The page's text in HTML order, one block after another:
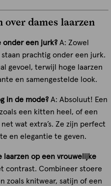
over dames laarzen
onder een jurk?A: Zowel
prachtig onder een jurk.
gevoel, terwijl hoge laarzen
en samengestelde look.
in de mode?A: Absoluut! Een
een kitten heel, of een
wat extra’s. Ze zijn perfect
en elegantie te geven.
laarzen op een vrouwelijke
contrast. Combineer stoere
zoals knitwear, satijn of een